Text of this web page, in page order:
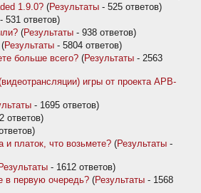
1.9.0? (Результаты - 525 ответов)
- 531 ответов)
(Результаты - 938 ответов)
(Результаты - 5804 ответов)
больше всего? (Результаты - 2563
игры от проекта APB-
- 1695 ответов)
ответов)
и платок, что возьмете? (Результаты -
Результаты - 1612 ответов)
в первую очередь? (Результаты - 1568